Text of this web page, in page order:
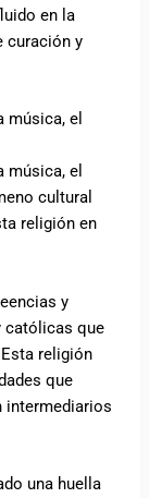
en la
curación y
música, el
música, el
cultural
religión en
y
católicas que
religión
que
intermediarios
una huella